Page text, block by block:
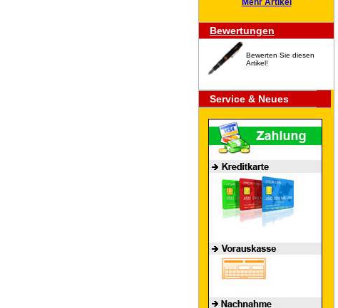
Mehr Artikel
Bewertungen
Bewerten Sie diesen
Artikel!
Service & Neues